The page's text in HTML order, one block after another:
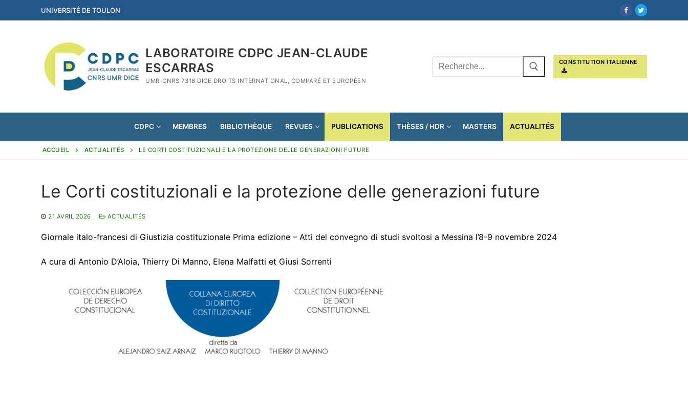
au
UNIVERSITÉ DE TOULON
LABORATOIRE CDPC JEAN-CLAUDE
ESCARRAS
UMR-CNRS 7318 DICE DROITS INTERNATIONAL, COMPARÉ ET EUROPÉEN
Rechercher
:
CONSTITUTION ITALIENNE
CDPC MEMBRES BIBLIOTHÈQUE REVUES PUBLICATIONS THÈSES / HDR MASTERS ACTUALITÉS
:
CDPC
Membres
Bibliothèque
Cahiers du CDPC
Publications
ACCUEIL ACTUALITÉS LE CORTI COSTITUZIONALI E LA PROTEZIONE DELLE GENERAZIONI FUTURE
Le Corti costituzionali e la protezione delle generazioni future
21 AVRIL 2026 ACTUALITÉS
Giornale italo-francesi di Giustizia costituzionale Prima edizione – Atti del convegno di studi svoltosi a Messina l’8-9 novembre 2024
A cura di Antonio D’Aloia, Thierry Di Manno, Elena Malfatti et Giusi Sorrenti